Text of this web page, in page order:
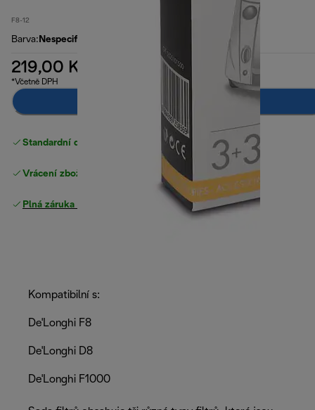
F8-12
Barva: Nespecifikované
219,00 Kč
*Včetně DPH
Standardní doručení zdarma nad 1200 Kč
Vrácení zboží zdarma
Plná záruka výrobce
Kompatibilní s:
De'Longhi F8
De'Longhi D8
De'Longhi F1000